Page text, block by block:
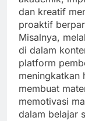
dan kreatif
proaktif
Misalnya,
di dalam
platform
meningkatkan
membuat
memotivasi
dalam belajar